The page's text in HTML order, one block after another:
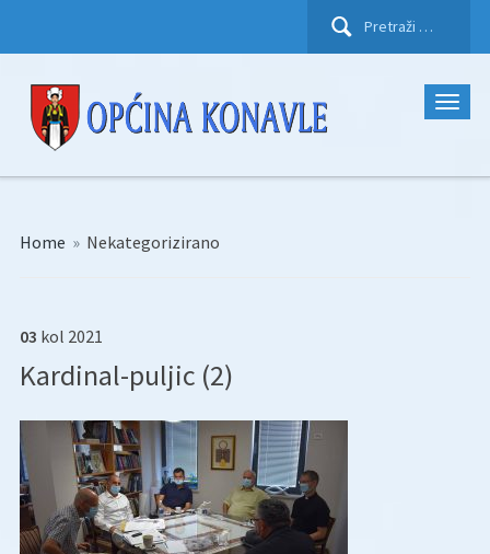
Pretraži:
Home » Nekategorizirano
03 kol 2021
Kardinal-puljic (2)